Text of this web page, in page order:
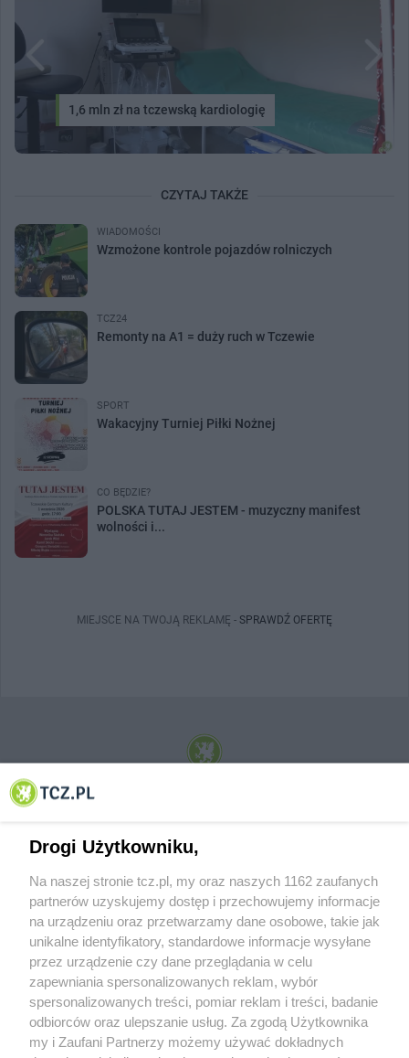
1,6 mln zł na tczewską kardiologię
CZYTAJ TAKŻE
WIADOMOŚCI
Wzmożone kontrole pojazdów rolniczych
TCZ24
Remonty na A1 = duży ruch w Tczewie
SPORT
Wakacyjny Turniej Piłki Nożnej
CO BĘDZIE?
POLSKA TUTAJ JESTEM - muzyczny manifest
wolności i...
MIEJSCE NA TWOJĄ REKLAMĘ - SPRAWDŹ OFERTĘ
© 2001-2026 Tczew - TCZ.PL Sp. z o.o. Internetowy Serwis Informacyjny Miasta
O FIRMIE POLITYKA PRYWATNOŚCI HOSTING
REKLAMA WSPÓŁPRACA RSS FACEBOOK KONTAKT
Nasze serwisy
Drogi Użytkowniku,
Na naszej stronie tcz.pl, my oraz naszych 1162 zaufanych
partnerów uzyskujemy dostęp i przechowujemy informacje
na urządzeniu oraz przetwarzamy dane osobowe, takie jak
unikalne identyfikatory, standardowe informacje wysyłane
przez urządzenie czy dane przeglądania w celu
zapewniania spersonalizowanych reklam, wybór
spersonalizowanych treści, pomiar reklam i treści, badanie
odbiorców oraz ulepszanie usług. Za zgodą Użytkownika
my i Zaufani Partnerzy możemy używać dokładnych